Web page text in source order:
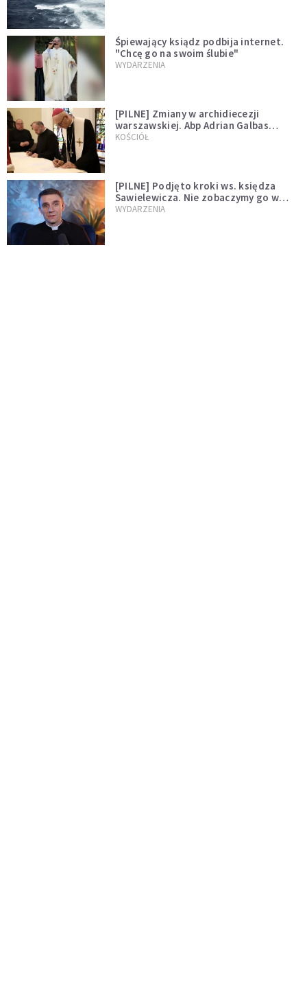
Śpiewający ksiądz podbija internet.
"Chcę go na swoim ślubie"
WYDARZENIA
[PILNE] Zmiany w archidiecezji
warszawskiej. Abp Adrian Galbas
wręczył dekrety nowym proboszczom
KOŚCIÓŁ
[PILNE] Podjęto kroki ws. księdza
Sawielewicza. Nie zobaczymy go w
mediach
WYDARZENIA